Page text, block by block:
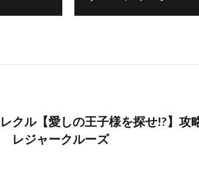
レクル【愛しの王子様を探せ!?】攻
レジャークルーズ